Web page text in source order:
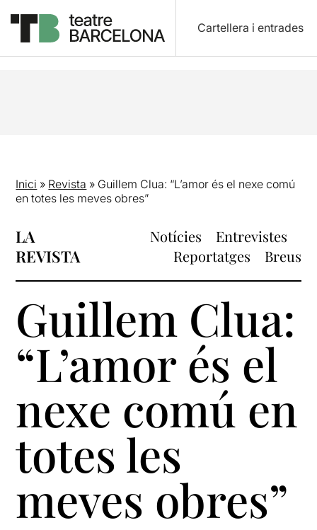
Cartellera i entrades
Inici » Revista » Guillem Clua: “L’amor és el nexe comú
en totes les meves obres”
LA
REVISTA
Notícies
Entrevistes
Reportatges
Breus
Guillem Clua:
“L’amor és el
nexe comú en
totes les
meves obres”